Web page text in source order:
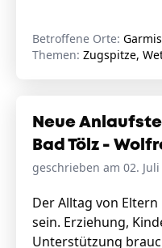
Betroffene Orte:
Themen: Zugspitze,
Neue
Bad Tölz -
geschrieben am 02. Juli
Der Alltag von
sein. Erziehung,
Unterstützung